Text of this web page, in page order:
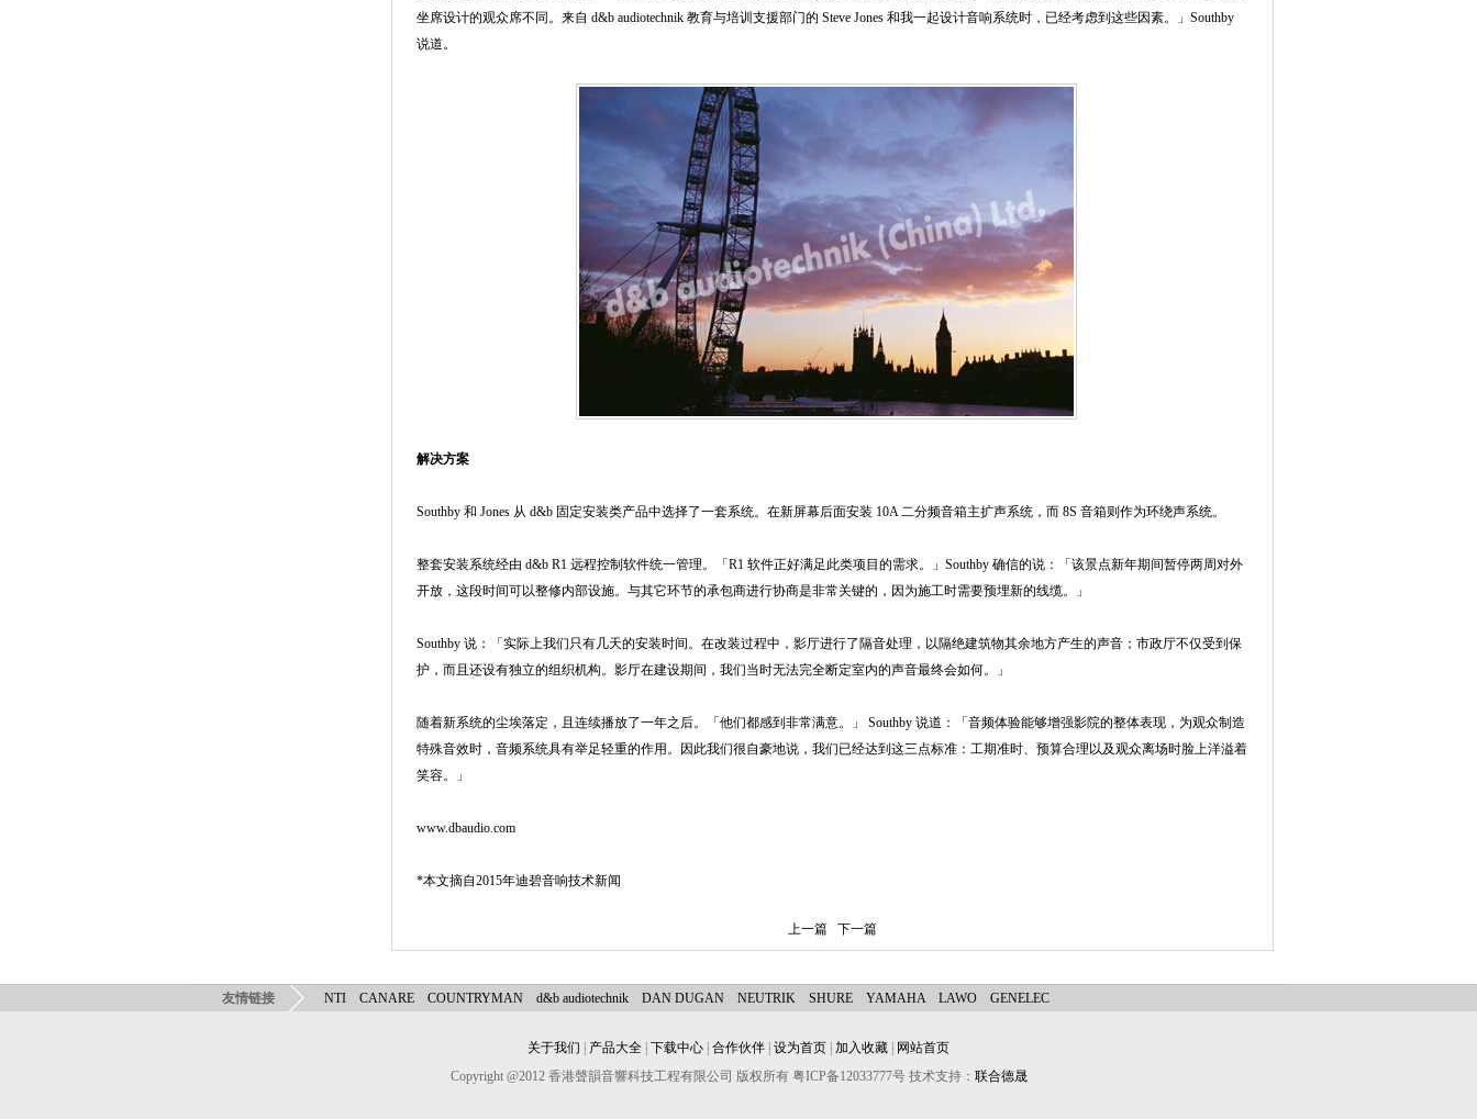
坐席设计的观众席不同。来自 d&b audiotechnik 教育与培训支援部门的 Steve Jones 和我一起设计音响系统时，已经考虑到这些因素。」Southby
说道。
解决方案
Southby 和 Jones 从 d&b 固定安装类产品中选择了一套系统。在新屏幕后面安装 10A 二分频音箱主扩声系统，而 8S 音箱则作为环绕声系统。
整套安装系统经由 d&b R1 远程控制软件统一管理。「R1 软件正好满足此类项目的需求。」Southby 确信的说：「该景点新年期间暂停两周对外
开放，这段时间可以整修内部设施。与其它环节的承包商进行协商是非常关键的，因为施工时需要预埋新的线缆。」
Southby 说：「实际上我们只有几天的安装时间。在改装过程中，影厅进行了隔音处理，以隔绝建筑物其余地方产生的声音；市政厅不仅受到保
护，而且还设有独立的组织机构。影厅在建设期间，我们当时无法完全断定室内的声音最终会如何。」
随着新系统的尘埃落定，且连续播放了一年之后。「他们都感到非常满意。」 Southby 说道：「音频体验能够增强影院的整体表现，为观众制造
特殊音效时，音频系统具有举足轻重的作用。因此我们很自豪地说，我们已经达到这三点标准：工期准时、预算合理以及观众离场时脸上洋溢着
笑容。」
www.dbaudio.com
*本文摘自2015年迪碧音响技术新闻
上一篇 下一篇
友情链接 NTI CANARE COUNTRYMAN d&b audiotechnik DAN DUGAN NEUTRIK SHURE YAMAHA LAWO GENELEC
关于我们 产品大全 下载中心 合作伙伴 设为首页 加入收藏
网站首页
Copyright @2012 香港聲韻音響科技工程有限公司 版权所有 粤ICP备12033777号 技术支持： 联合德晟